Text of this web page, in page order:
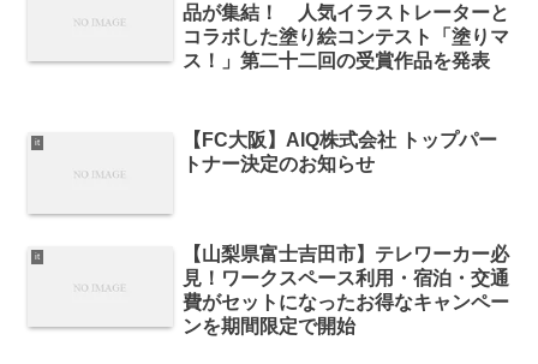
品が集結！ 人気イラストレーターと
コラボした塗り絵コンテスト「塗りマ
ス！」第二十二回の受賞作品を発表
it
【FC大阪】AIQ株式会社 トップパー
トナー決定のお知らせ
it
【山梨県富士吉田市】テレワーカー必
見！ワークスペース利用・宿泊・交通
費がセットになったお得なキャンペー
ンを期間限定で開始